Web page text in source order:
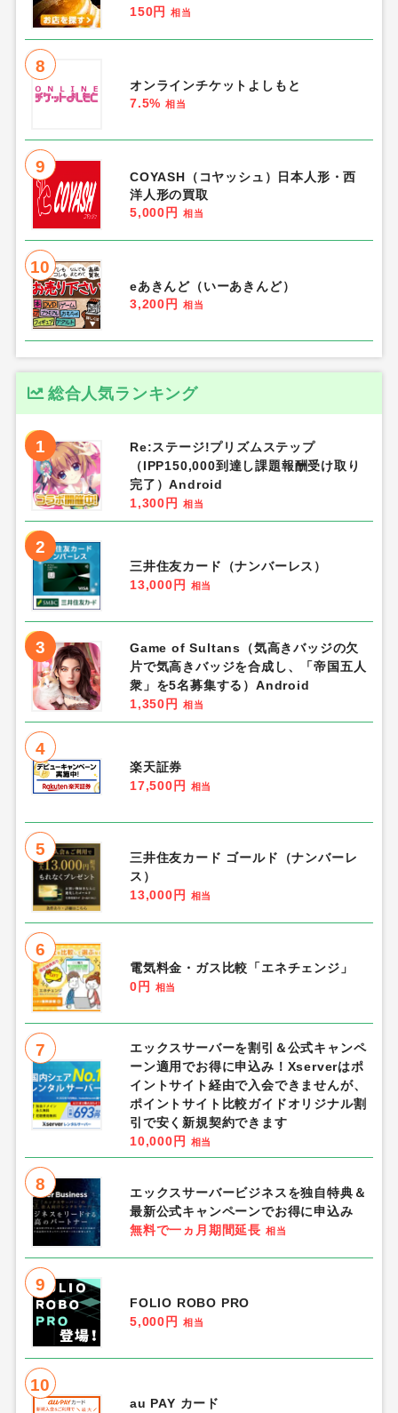
150円
相当
8
オンラインチケットよしもと
7.5% 相当
9
COYASH（コヤッシュ）日本人形・西
洋人形の買取
5,000円
相当
10
eあきんど（いーあきんど）
3,200円
相当
総合人気ランキング
1
Re:ステージ!プリズムステップ
（IPP150,000到達し課題報酬受け取り
完了）Android
1,300円
相当
2
三井住友カード（ナンバーレス）
13,000円
相当
3
Game of Sultans（気高きバッジの欠
片で気高きバッジを合成し、「帝国五人
衆」を5名募集する）Android
1,350円
相当
4
楽天証券
17,500円
相当
5
三井住友カード ゴールド（ナンバーレ
ス）
13,000円
相当
6
電気料金・ガス比較「エネチェンジ」
0円
相当
7
エックスサーバーを割引＆公式キャンペ
ーン適用でお得に申込み！Xserverはポ
イントサイト経由で入会できませんが、
ポイントサイト比較ガイドオリジナル割
引で安く新規契約できます
10,000円
相当
8
エックスサーバービジネスを独自特典＆
最新公式キャンペーンでお得に申込み
無料で一ヵ月期間延長 相当
9
FOLIO ROBO PRO
5,000円
相当
10
au PAY カード